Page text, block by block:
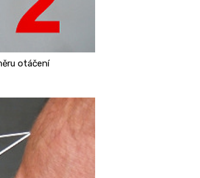
otáčení